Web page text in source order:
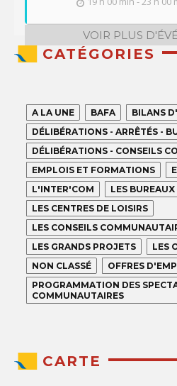
VOIR PLUS
CATÉGORIES
A LA UNE BAFA BILANS
DÉLIBÉRATIONS - ARRÊTÉS -
DÉLIBÉRATIONS - CONSEILS
EMPLOIS ET FORMATIONS
L'INTER'COM
LES
LES CENTRES DE LOISIRS
LES CONSEILS
LES GRANDS PROJETS
LES
NON CLASSÉ
OFFRES
PROGRAMMATION DES
COMMUNAUTAIRES
CARTE